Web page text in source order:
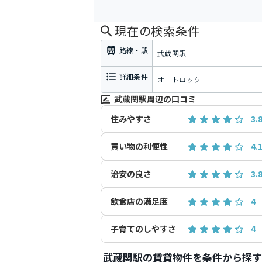
現在の検索条件
路線・駅 武蔵関駅
詳細条件 オートロック
武蔵関駅周辺の口コミ
住みやすさ
買い物の利便性
治安の良さ
飲食店の満足度 4
子育てのしやすさ 4
武蔵関駅の賃貸物件を条件から探す